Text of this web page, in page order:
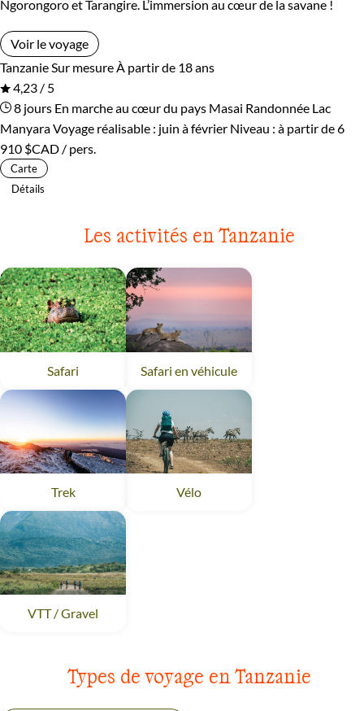
Ngorongoro et Tarangire. L’immersion au cœur de la savane !
Voir le voyage
TanzanieSur mesureÀ partir de 18 ans
4,23 / 5
8 jours En marche au cœur du pays Masai Randonnée Lac
ManyaraVoyage réalisable : juin à février Niveau : à partir de6
910 $CAD / pers.
Carte
Détails
Les activités en Tanzanie
Safari Safari en véhicule
TrekTanzanie Vélo
VTT / Gravel
Types de voyage en Tanzanie